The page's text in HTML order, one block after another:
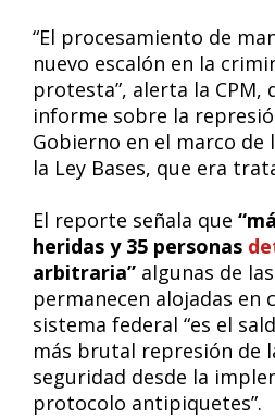
“El procesamiento de
nuevo escalón en la
protesta”, alerta la CPM,
informe sobre la
Gobierno en el marco
la Ley Bases, que era
El reporte señala que
heridas y 35 personas
arbitraria” algunas de
permanecen alojadas en
sistema federal “es el
más brutal represión de
seguridad desde la
protocolo antipiquetes”.